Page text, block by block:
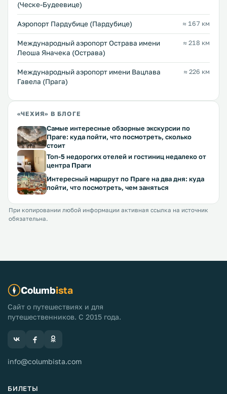
(Ческе-Будеевице)
Аэропорт Пардубице (Пардубице) ≈ 167 км
Международный аэропорт Острава имени
Леоша Яначека (Острава)
≈ 218 км
Международный аэропорт имени Вацлава
Гавела (Прага)
≈ 226 км
«ЧЕХИЯ» В БЛОГЕ
Самые интересные обзорные экскурсии по
Праге: куда пойти, что посмотреть, сколько
стоит
Топ-5 недорогих отелей и гостиниц недалеко от
центра Праги
Интересный маршрут по Праге на два дня: куда
пойти, что посмотреть, чем заняться
При копировании любой информации активная ссылка на источник
обязательна.
Columbista
Сайт о путешествиях и для
путешественников. С 2015 года.
info@columbista.com
БИЛЕТЫ